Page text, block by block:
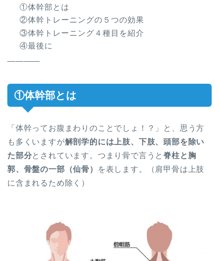
①体幹部とは
②体幹トレーニングの５つの効果
③体幹トレーニング４種目を紹介
④最後に
――――
①体幹部とは
「体幹ってお腹まわりのことでしょ！？」と、思う方
も多くいますが解剖学的には上肢、下肢、頭部を除い
た部分とされています。つまり骨で言うと脊柱と胸
郭、骨盤の一部（仙骨）
を表します。（肩甲骨は上肢
に含まれるため除く）